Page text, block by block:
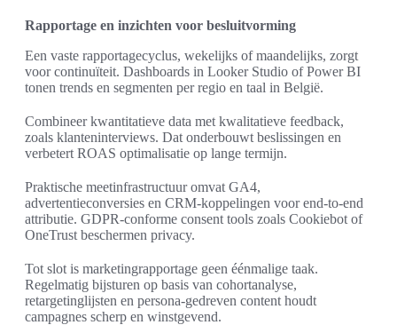
Rapportage en inzichten voor besluitvorming
Een vaste rapportagecyclus, wekelijks of maandelijks, zorgt
voor continuïteit. Dashboards in Looker Studio of Power BI
tonen trends en segmenten per regio en taal in België.
Combineer kwantitatieve data met kwalitatieve feedback,
zoals klanteninterviews. Dat onderbouwt beslissingen en
verbetert ROAS optimalisatie op lange termijn.
Praktische meetinfrastructuur omvat GA4,
advertentieconversies en CRM-koppelingen voor end-to-end
attributie. GDPR-conforme consent tools zoals Cookiebot of
OneTrust beschermen privacy.
Tot slot is marketingrapportage geen éénmalige taak.
Regelmatig bijsturen op basis van cohortanalyse,
retargetinglijsten en persona-gedreven content houdt
campagnes scherp en winstgevend.